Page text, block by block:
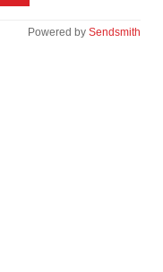
Powered by Sendsmith